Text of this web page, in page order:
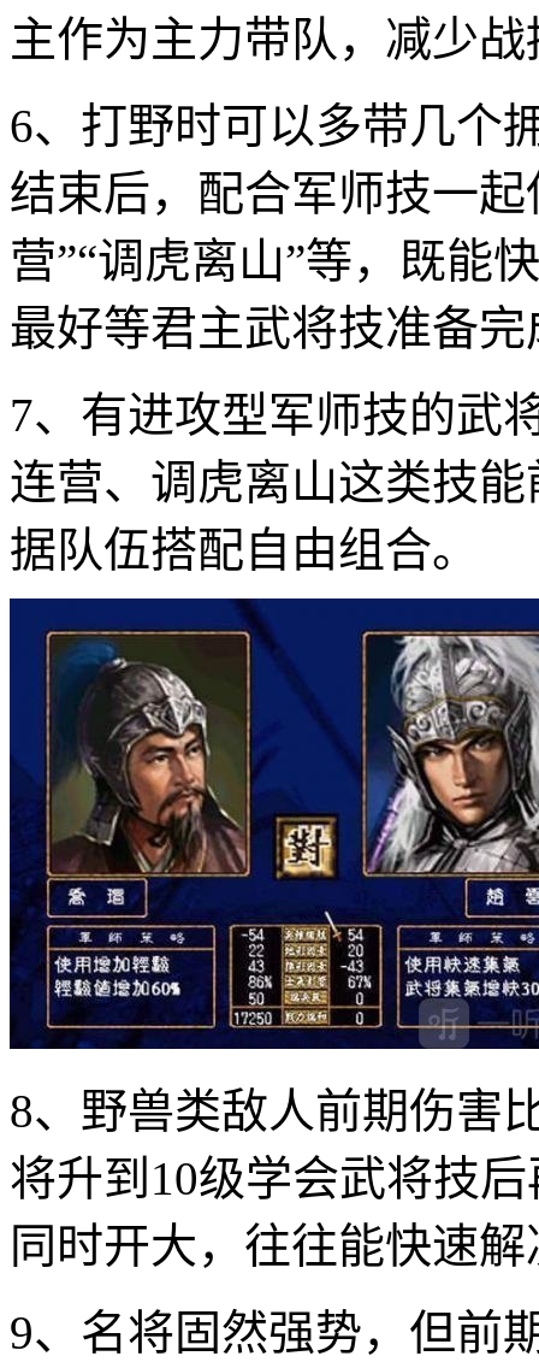
主作为主力带队，减少战
6、打野时可以多带几个
结束后，配合军师技一
营”“调虎离山”等，既能
最好等君主武将技准备
7、有进攻型军师技的武
连营、调虎离山这类技
据队伍搭配自由组合。
8、野兽类敌人前期伤害
将升到10级学会武将技
同时开大，往往能快速
9、名将固然强势，但前